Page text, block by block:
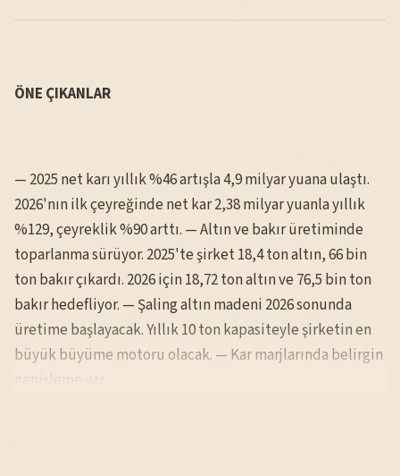
ÖNE ÇIKANLAR
— 2025 net karı yıllık %46 artışla 4,9 milyar yuana ulaştı.
2026'nın ilk çeyreğinde net kar 2,38 milyar yuanla yıllık
%129, çeyreklik %90 arttı. — Altın ve bakır üretiminde
toparlanma sürüyor. 2025'te şirket 18,4 ton altın, 66 bin
ton bakır çıkardı. 2026 için 18,72 ton altın ve 76,5 bin ton
bakır hedefliyor. — Şaling altın madeni 2026 sonunda
üretime başlayacak. Yıllık 10 ton kapasiteyle şirketin en
büyük büyüme motoru olacak. — Kar marjlarında belirgin
genişleme var.